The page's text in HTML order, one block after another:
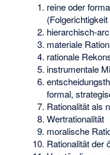
reine oder
hierarchisch-
materiale
rationale
instrumentale
formal,
Rationalität als
Wertrationalität
moralische
Rationalität der